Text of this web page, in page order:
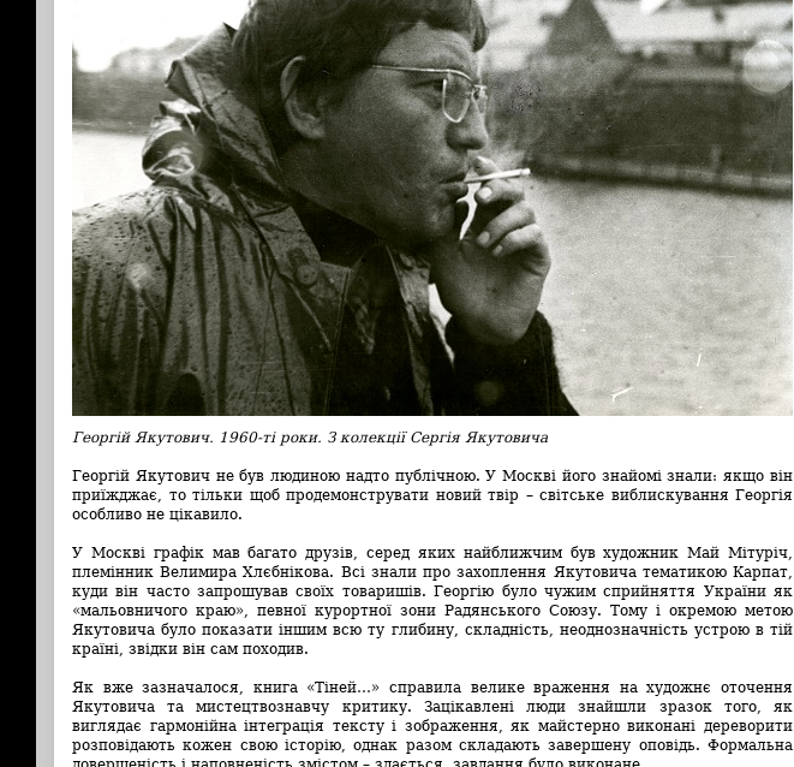
Георгій Якутович. 1960-ті роки. З колекції Сергія Якутовича
Георгій Якутович не був людиною надто публічною. У Москві його знайомі знали: якщо він
приїжджає, то тільки щоб продемонструвати новий твір – світське виблискування Георгія
особливо не цікавило.
У Москві графік мав багато друзів, серед яких найближчим був художник Май Мітуріч,
племінник Велимира Хлєбнікова. Всі знали про захоплення Якутовича тематикою Карпат,
куди він часто запрошував своїх товаришів. Георгію було чужим сприйняття України як
«мальовничого краю», певної курортної зони Радянського Союзу. Тому і окремою метою
Якутовича було показати іншим всю ту глибину, складність, неоднозначність устрою в тій
країні, звідки він сам походив.
Як вже зазначалося, книга «Тіней…» справила велике враження на художнє оточення
Якутовича та мистецтвознавчу критику. Зацікавлені люди знайшли зразок того, як
виглядає гармонійна інтеграція тексту і зображення, як майстерно виконані дереворити
розповідають кожен свою історію, однак разом складають завершену оповідь. Формальна